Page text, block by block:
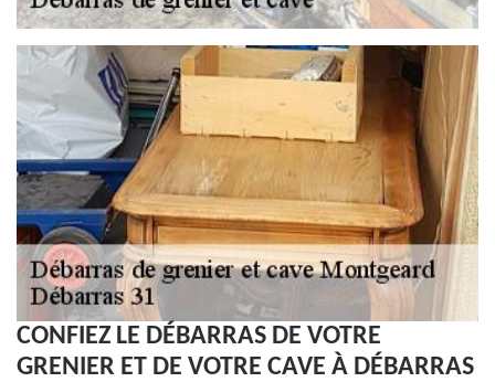
CONFIEZ LE DÉBARRAS DE VOTRE
GRENIER ET DE VOTRE CAVE À DÉBARRAS